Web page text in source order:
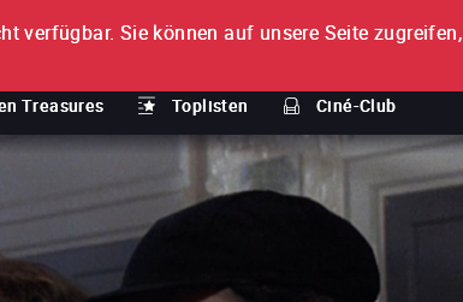
Treasures Toplisten Ciné-Club
Über uns
verfügbar. Sie können auf unsere Seite zugreifen,